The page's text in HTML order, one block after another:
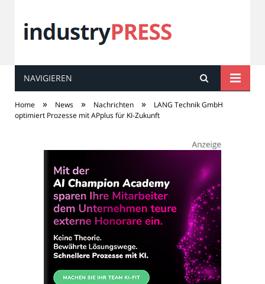
industryPRESS
NAVIGIEREN
Home » News » Nachrichten »
LANG Technik GmbH
optimiert Prozesse mit APplus für KI-Zukunft